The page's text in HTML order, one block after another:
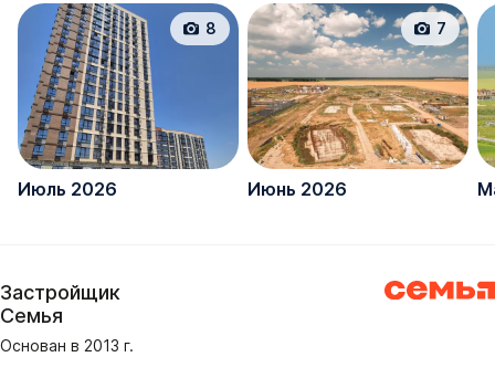
8
Июль 2026
7
Июнь 2026
Застройщик
Семья
Основан в 2013 г.